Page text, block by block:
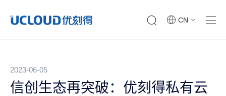
CN
2023-06-05
信创生态再突破：优刻得私有云